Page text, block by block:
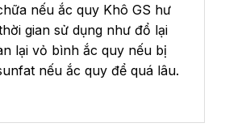
nếu ắc quy Khô GS hư
gian sử dụng như đổ lại
lại vỏ bình ắc quy nếu bị
nếu ắc quy để quá lâu.